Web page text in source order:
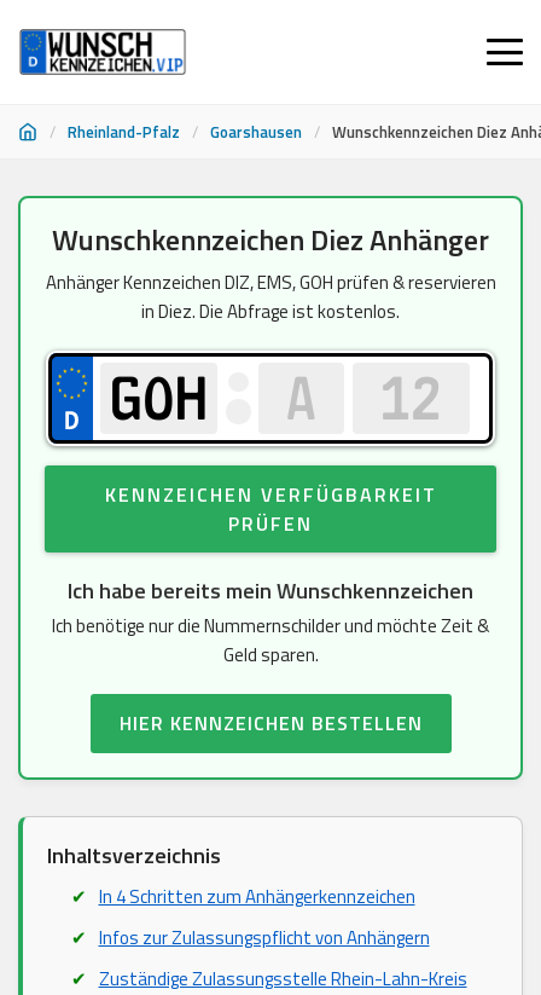
/ Rheinland-Pfalz / Goarshausen / Wunschkennzeichen Diez
Zum
Inhalt
springen
Wunschkennzeichen Diez Anhänger
Anhänger Kennzeichen DIZ, EMS, GOH prüfen & reservieren
in Diez. Die Abfrage ist kostenlos.
KENNZEICHEN VERFÜGBARKEIT
PRÜFEN
Ich habe bereits mein Wunschkennzeichen
Ich benötige nur die Nummernschilder und möchte Zeit &
Geld sparen.
HIER KENNZEICHEN BESTELLEN
Inhaltsverzeichnis
In 4 Schritten zum Anhängerkennzeichen
Infos zur Zulassungspflicht von Anhängern
Zuständige Zulassungsstelle Rhein-Lahn-Kreis